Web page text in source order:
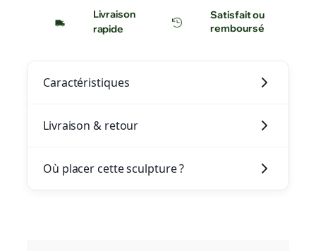
Livraison
rapide
Satisfait ou
remboursé
Caractéristiques
Livraison & retour
Où placer cette sculpture ?